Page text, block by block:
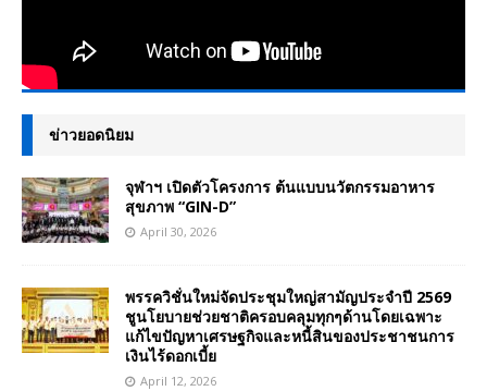
ข่าวยอดนิยม
จุฬาฯ เปิดตัวโครงการ ต้นแบบนวัตกรรมอาหาร
สุขภาพ “GIN-D”
April 30, 2026
พรรควิชั่นใหม่จัดประชุมใหญ่สามัญประจำปี 2569
ชูนโยบายช่วยชาติครอบคลุมทุกๆด้านโดยเฉพาะ
แก้ไขปัญหาเศรษฐกิจและหนี้สินของประชาชนการ
เงินไร้ดอกเบี้ย
April 12, 2026